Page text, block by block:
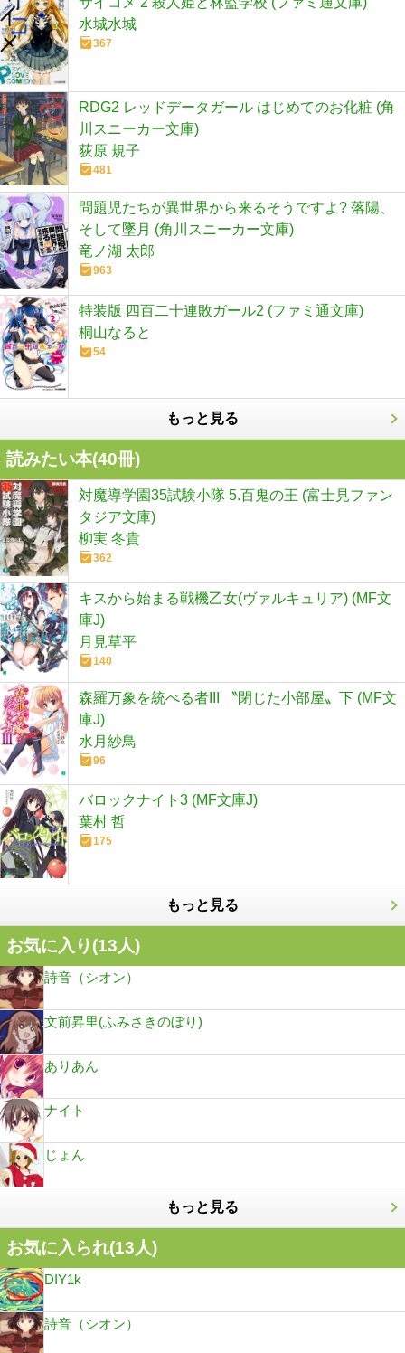
水城水城
367
RDG2 レッドデータガール はじめてのお化粧 (角
川スニーカー文庫)
荻原 規子
481
問題児たちが異世界から来るそうですよ? 落陽、
そして墜月 (角川スニーカー文庫)
竜ノ湖 太郎
963
特装版 四百二十連敗ガール2 (ファミ通文庫)
桐山なると
54
もっと見る
読みたい本(40冊)
対魔導学園35試験小隊 5.百鬼の王 (富士見ファン
タジア文庫)
柳実 冬貴
362
キスから始まる戦機乙女(ヴァルキュリア) (MF文
庫J)
月見草平
140
森羅万象を統べる者III 〝閉じた小部屋〟下 (MF文
庫J)
水月紗鳥
96
バロックナイト3 (MF文庫J)
葉村 哲
175
もっと見る
お気に入り(13人)
詩音（シオン）
文前昇里(ふみさきのぼり)
ありあん
ナイト
じょん
もっと見る
お気に入られ(13人)
DIY1k
詩音（シオン）